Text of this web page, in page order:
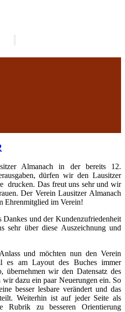
Almanach in der bereits 12.
dürfen wir den Lausitzer
drucken. Das freut uns sehr und wir
Der Verein Lausitzer Almanach
Ehrenmitglied im Verein!
Dankes und der Kundenzufriedenheit
sehr über diese Auszeichnung und
und möchten nun den Verein
es am Layout des Buches immer
übernehmen wir den Datensatz des
dazu ein paar Neuerungen ein. So
besser lesbare verändert und das
Weiterhin ist auf jeder Seite als
Rubrik zu besseren Orientierung